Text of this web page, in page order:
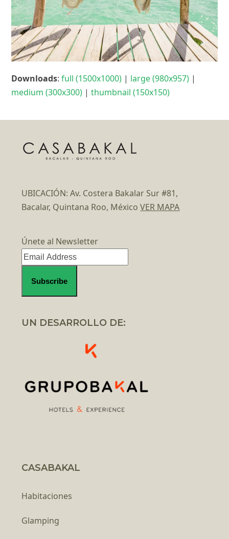
Downloads:full (1500x1000) | large (980x957) |
medium (300x300) |thumbnail (150x150)
UBICACIÓN: Av. Costera Bakalar Sur #81,
Bacalar, Quintana Roo, MéxicoVER MAPA
Únete al Newsletter
UN DESARROLLO DE:
CASABAKAL
Habitaciones
Glamping